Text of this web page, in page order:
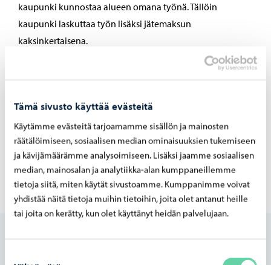
Tämä sivusto käyttää evästeitä
Käytämme evästeitä tarjoamamme sisällön ja mainosten
räätälöimiseen, sosiaalisen median ominaisuuksien tukemiseen
ja kävijämäärämme analysoimiseen. Lisäksi jaamme sosiaalisen
median, mainosalan ja analytiikka-alan kumppaneillemme
tietoja siitä, miten käytät sivustoamme. Kumppanimme voivat
yhdistää näitä tietoja muihin tietoihin, joita olet antanut heille
tai joita on kerätty, kun olet käyttänyt heidän palvelujaan.
kaupunki kunnostaa alueen omana työnä. Tällöin
kaupunki laskuttaa työn lisäksi jätemaksun
kaksinkertaisena.
Sinua saattaa kiinnostaa myös nämä
Ym­pä­ris­tön­suo­je­lu­
la­ki (Finlex)
Kaupunki-​infran
hin­nas­to
Muita katujen kunnossapitoon liittyviä